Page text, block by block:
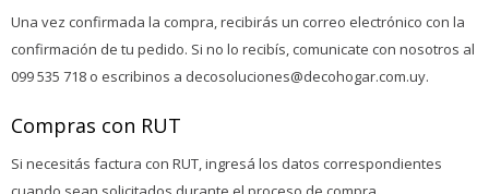
Una vez confirmada la compra, recibirás un correo electrónico con la
confirmación de tu pedido. Si no lo recibís, comunicate con nosotros al
099 535 718 o escribinos a decosoluciones@decohogar.com.uy.
Compras con RUT
Si necesitás factura con RUT, ingresá los datos correspondientes